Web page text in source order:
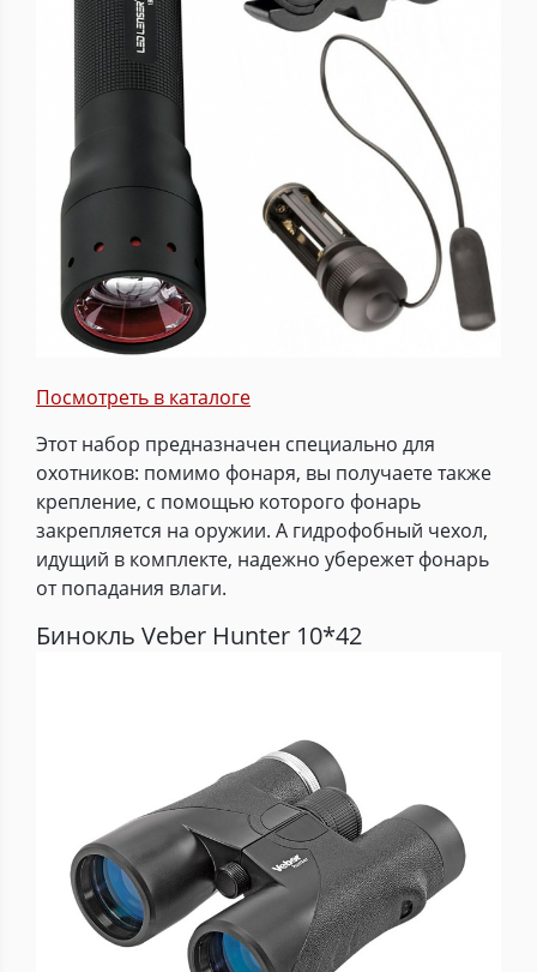
Посмотреть в каталоге
Этот набор предназначен специально для
охотников: помимо фонаря, вы получаете также
крепление, с помощью которого фонарь
закрепляется на оружии. А гидрофобный чехол,
идущий в комплекте, надежно убережет фонарь
от попадания влаги.
Бинокль Veber Hunter 10*42